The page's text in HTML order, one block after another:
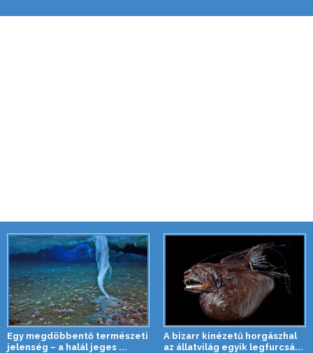
Egy megdöbbentő természeti
jelenség – a halál jeges ...
A bizarr kinézetű horgászhal
az állatvilág egyik legfurcsá...